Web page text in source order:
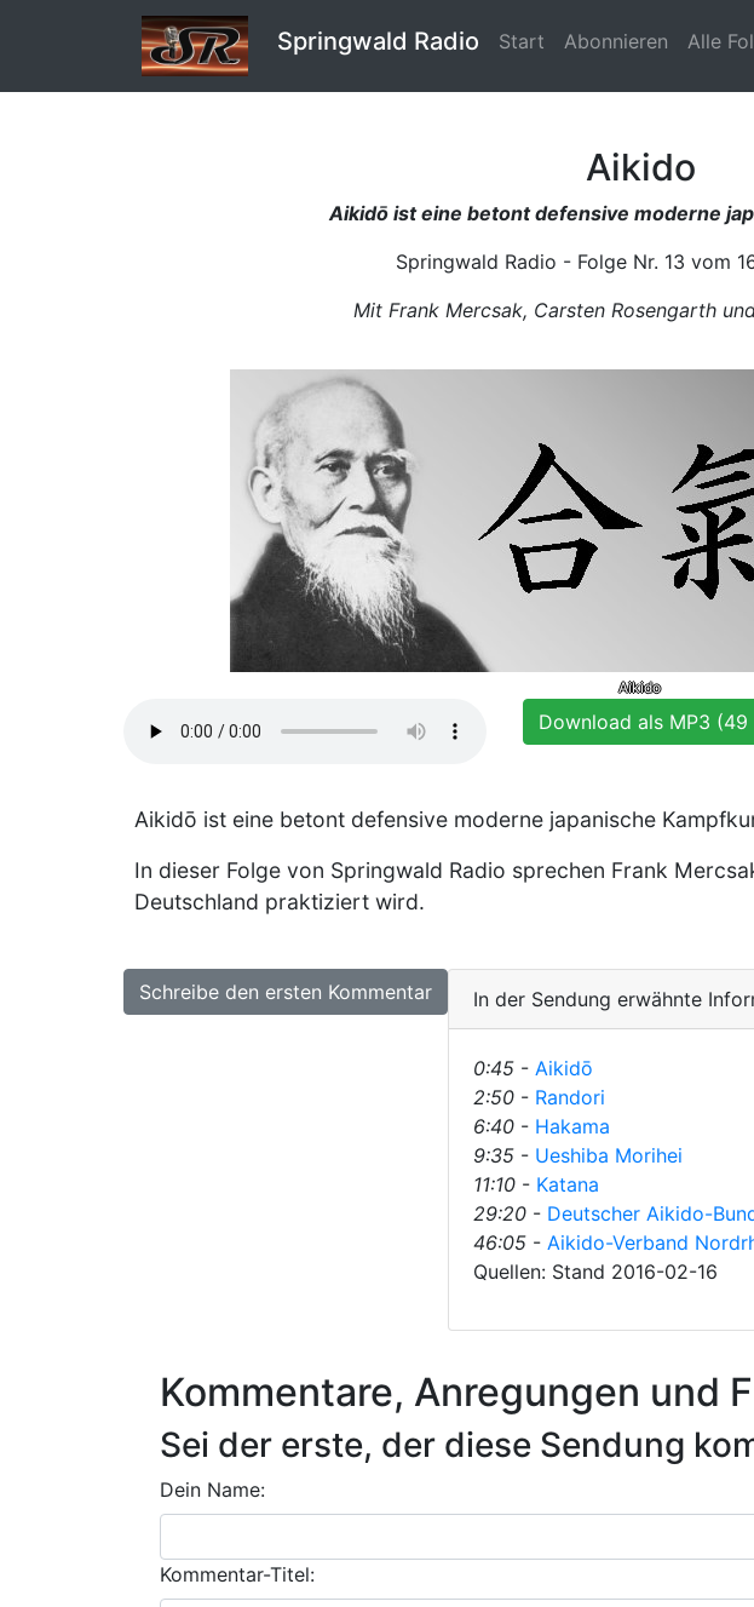
Springwald Radio Start Abonnieren Alle
Aikido
Aikidō ist eine betont defensive moderne
Springwald Radio - Folge Nr. 13 vom
Mit Frank Mercsak, Carsten Rosengarth
Aikido
Download als MP3 (49
Aikidō ist eine betont defensive moderne japanische
In dieser Folge von Springwald Radio sprechen Frank
Deutschland praktiziert wird.
Schreibe den ersten Kommentar In der Sendung erwähnte
0:45 - Aikidō
2:50 - Randori
6:40 - Hakama
9:35 - Ueshiba Morihei
11:10 - Katana
29:20 - Deutscher Aikido-
46:05 - Aikido-Verband
Quellen: Stand 2016-02-16
Kommentare, Anregungen und
Sei der erste, der diese Sendung
Dein Name:
Kommentar-Titel: